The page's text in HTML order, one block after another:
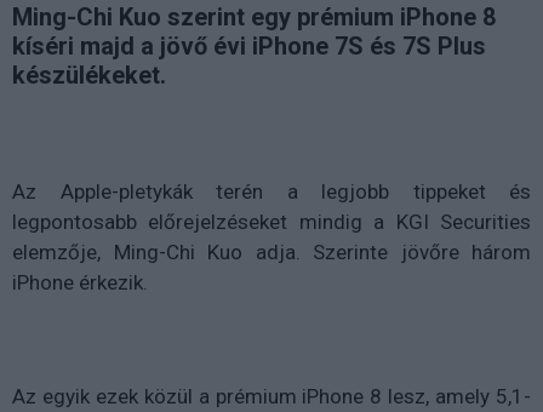
Ming-Chi Kuo szerint egy prémium iPhone 8
kíséri majd a jövő évi iPhone 7S és 7S Plus
készülékeket.
Az Apple-pletykák terén a legjobb tippeket és
legpontosabb előrejelzéseket mindig a KGI Securities
elemzője, Ming-Chi Kuo adja. Szerinte jövőre három
iPhone érkezik.
Az egyik ezek közül a prémium iPhone 8 lesz, amely 5,1-